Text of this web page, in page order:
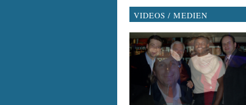
VIDEOS / MEDIEN